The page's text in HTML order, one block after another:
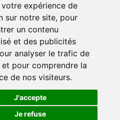
expérience de
sur notre site, pour
un contenu
et des publicités
analyser le trafic de
pour comprendre la
de nos visiteurs.
J'accepte
Je refuse
ACCEPTÉS
🍪